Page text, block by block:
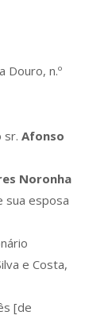
Douro, n.º
sr. Afonso
Noronha
sua esposa
e Costa,
[de